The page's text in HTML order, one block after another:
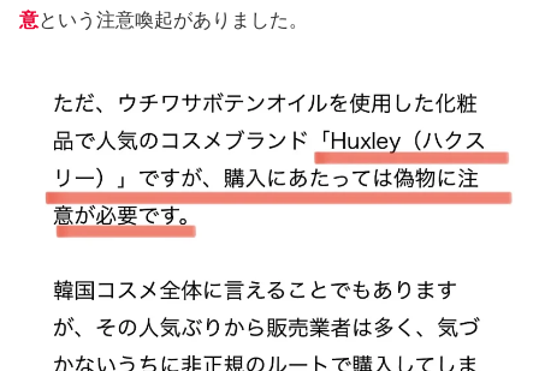
意という注意喚起がありました。